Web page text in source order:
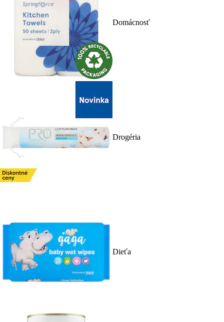
Domácnosť
Drogéria
Dieťa